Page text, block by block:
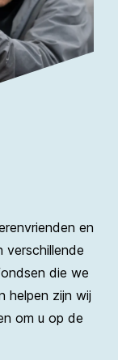
en
verschillende
die we
helpen zijn wij
om u op de